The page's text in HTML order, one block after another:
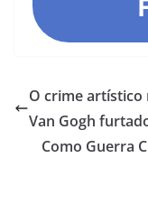
O crime artístico
Van Gogh
Como Guerra